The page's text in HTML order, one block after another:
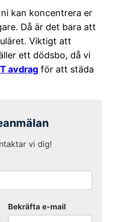
kan koncentrera er
Då är det bara att
Viktigt att
ett dödsbo, då vi
avdrag för att städa
vi dig!
Bekräfta e-mail